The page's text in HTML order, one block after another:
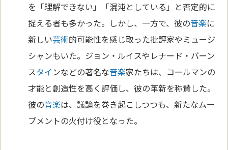
を「理解できない」「混沌としている」と否定的に
捉える者も多かった。しかし、一方で、彼の音楽に
新しい芸術的可能性を感じ取った批評家やミュージ
シャンもいた。ジョン・ルイスやレナード・バーン
スタインなどの著名な音楽家たちは、コールマンの
才能と創造性を高く評価し、彼の革新を称賛した。
彼の音楽は、議論を巻き起こしつつも、新たなムー
ブメントの火付け役となった。